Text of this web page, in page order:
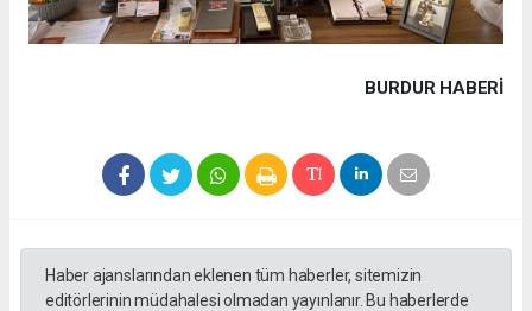
BURDUR HABERİ
Haber ajanslarından eklenen tüm haberler, sitemizin
editörlerinin müdahalesi olmadan yayınlanır. Bu haberlerde